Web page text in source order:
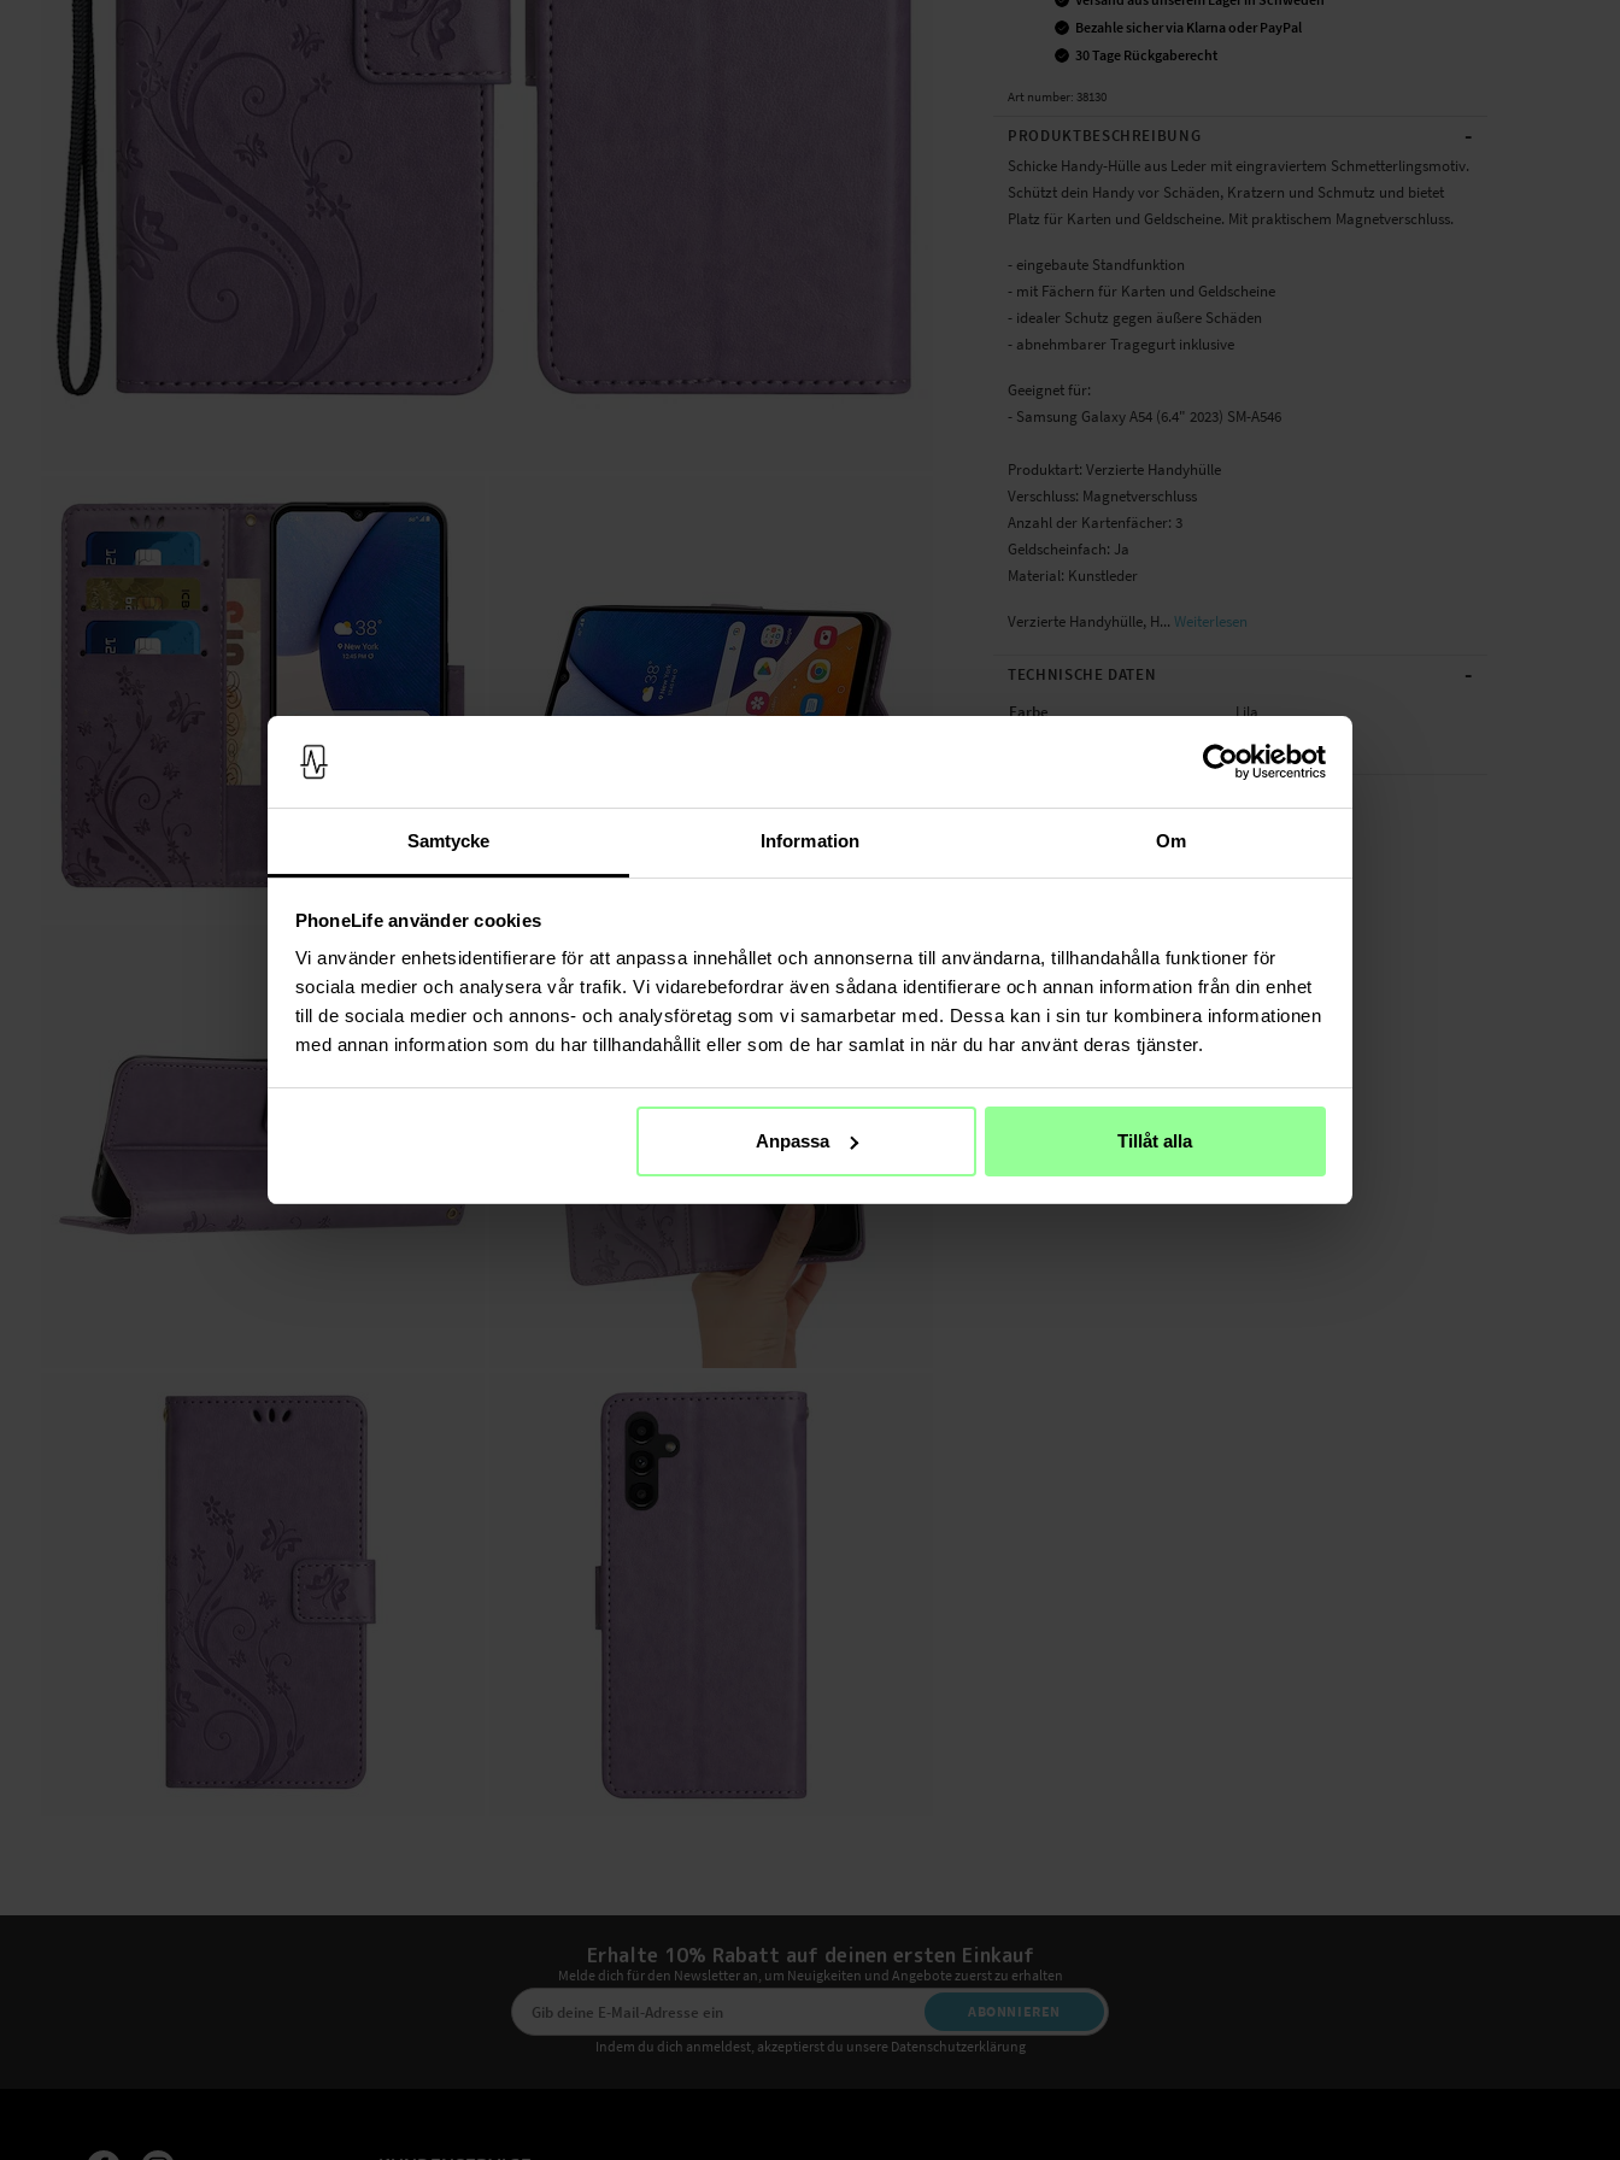
Samtycke Information Om
PhoneLife använder cookies
Vi använder enhetsidentifierare för att anpassa innehållet och annonserna till användarna, tillhandahålla funktioner för
sociala medier och analysera vår trafik. Vi vidarebefordrar även sådana identifierare och annan information från din enhet
till de sociala medier och annons- och analysföretag som vi samarbetar med. Dessa kan i sin tur kombinera informationen
med annan information som du har tillhandahållit eller som de har samlat in när du har använt deras tjänster.
Anpassa Tillåt alla
Bezahle sicher via Klarna oder PayPal
30 Tage Rückgaberecht
Art number: 38130
PRODUKTBESCHREIBUNG -
Schicke Handy-Hülle aus Leder mit eingraviertem Schmetterlingsmotiv.
Schützt dein Handy vor Schäden, Kratzern und Schmutz und bietet
Platz für Karten und Geldscheine. Mit praktischem Magnetverschluss.
- eingebaute Standfunktion
- mit Fächern für Karten und Geldscheine
- idealer Schutz gegen äußere Schäden
- abnehmbarer Tragegurt inklusive
Geeignet für:
- Samsung Galaxy A54 (6.4" 2023) SM-A546
Produktart: Verzierte Handyhülle
Verschluss: Magnetverschluss
Anzahl der Kartenfächer: 3
Geldscheinfach: Ja
Material: Kunstleder
Verzierte Handyhülle, H... Weiterlesen
TECHNISCHE DATEN -
Farbe
Lila
Kunstleder
Erhalte 10% Rabatt auf deinen ersten Einkauf
Melde dich für den Newsletter an, um Neuigkeiten und Angebote zuerst zu erhalten
ABONNIEREN
Indem du dich anmeldest, akzeptierst du unsere Datenschutzerklärung